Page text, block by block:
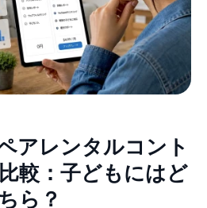
アレンタルコント
較：子どもにはど
ちら？